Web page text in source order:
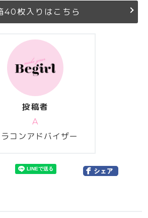
40枚入りはこちら
投稿者
A
コンアドバイザー